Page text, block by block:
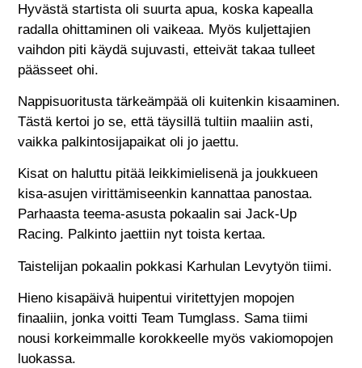
Hyvästä startista oli suurta apua, koska kapealla
radalla ohittaminen oli vaikeaa. Myös kuljettajien
vaihdon piti käydä sujuvasti, etteivät takaa tulleet
päässeet ohi.
Nappisuoritusta tärkeämpää oli kuitenkin kisaaminen.
Tästä kertoi jo se, että täysillä tultiin maaliin asti,
vaikka palkintosijapaikat oli jo jaettu.
Kisat on haluttu pitää leikkimielisenä ja joukkueen
kisa-asujen virittämiseenkin kannattaa panostaa.
Parhaasta teema-asusta pokaalin sai Jack-Up
Racing. Palkinto jaettiin nyt toista kertaa.
Taistelijan pokaalin pokkasi Karhulan Levytyön tiimi.
Hieno kisapäivä huipentui viritettyjen mopojen
finaaliin, jonka voitti Team Tumglass. Sama tiimi
nousi korkeimmalle korokkeelle myös vakiomopojen
luokassa.